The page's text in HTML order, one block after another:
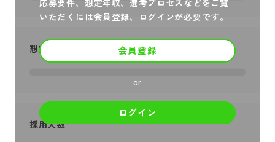
応募要件、想定年収、選考プロセスなどをご覧
いただくには会員登録、ログインが必要です。
会員登録
or
ログイン
想定年収
採用人数